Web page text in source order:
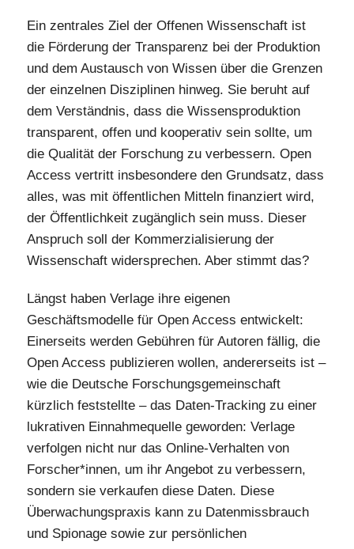
Ein zentrales Ziel der Offenen Wissenschaft ist
die Förderung der Transparenz bei der Produktion
und dem Austausch von Wissen über die Grenzen
der einzelnen Disziplinen hinweg. Sie beruht auf
dem Verständnis, dass die Wissensproduktion
transparent, offen und kooperativ sein sollte, um
die Qualität der Forschung zu verbessern. Open
Access vertritt insbesondere den Grundsatz, dass
alles, was mit öffentlichen Mitteln finanziert wird,
der Öffentlichkeit zugänglich sein muss. Dieser
Anspruch soll der Kommerzialisierung der
Wissenschaft widersprechen. Aber stimmt das?
Längst haben Verlage ihre eigenen
Geschäftsmodelle für Open Access entwickelt:
Einerseits werden Gebühren für Autoren fällig, die
Open Access publizieren wollen, andererseits ist –
wie die Deutsche Forschungsgemeinschaft
kürzlich feststellte – das Daten-Tracking zu einer
lukrativen Einnahmequelle geworden: Verlage
verfolgen nicht nur das Online-Verhalten von
Forscher*innen, um ihr Angebot zu verbessern,
sondern sie verkaufen diese Daten. Diese
Überwachungspraxis kann zu Datenmissbrauch
und Spionage sowie zur persönlichen